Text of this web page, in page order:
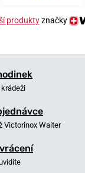
produktyznačky
Victorinox Waiter